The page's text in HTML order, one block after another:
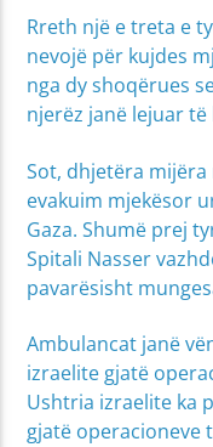
Rreth një e treta e
nevojë për kujdes
nga dy shoqërues
njerëz janë lejuar
Sot, dhjetëra
evakuim mjekësor
Gaza. Shumë prej
Spitali Nasser
pavarësisht
Ambulancat janë
izraelite gjatë
Ushtria izraelite ka
gjatë operacioneve